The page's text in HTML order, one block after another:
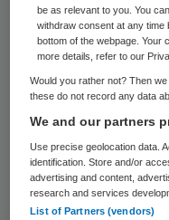
doorgekregen.
Op dinsdagen
wat hoger dan
RIVM in de loop
uit het
Het instituut
be as relevant to you. You
withdraw consent at any time
bottom of the webpage. Your
more details, refer to our
Would you rather not? Then
these do not record any data
We and our partners
Use precise geolocation data.
identification. Store and/or
advertising and content,
research and services
List of Partners (vendors)